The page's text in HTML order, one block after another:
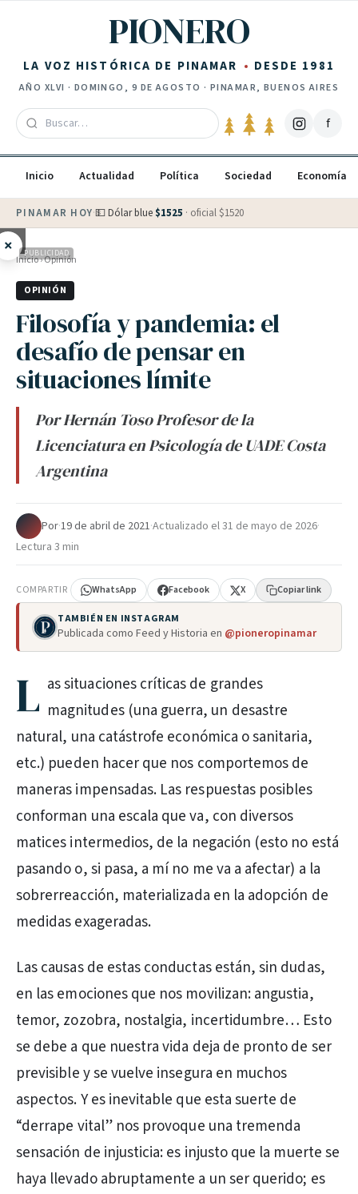
PIONERO
LA VOZ HISTÓRICA DE PINAMAR DESDE 1981
AÑO XLVI · DOMINGO, 9 DE AGOSTO · PINAMAR, BUENOS AIRES
f
Inicio Actualidad Política Sociedad Economía
PINAMAR HOY·💵 Dólar blue $1525 · oficial $1520
× PUBLICIDAD
Inicio›Opinión
OPINIÓN
Filosofía y pandemia: el
desafío de pensar en
situaciones límite
Por Hernán Toso Profesor de la
Licenciatura en Psicología de UADE Costa
Argentina
Por·19 de abril de 2021·Actualizado el31 de mayo de 2026·
Lectura 3 min
COMPARTIR WhatsApp Facebook X Copiar link
TAMBIÉN EN INSTAGRAM
Publicada como Feed y Historia en @pioneropinamar
L as situaciones críticas de grandes
magnitudes (una guerra, un desastre
natural, una catástrofe económica o sanitaria,
etc.) pueden hacer que nos comportemos de
maneras impensadas. Las respuestas posibles
conforman una escala que va, con diversos
matices intermedios, de la negación (esto no está
pasando o, si pasa, a mí no me va a afectar) a la
sobrerreacción, materializada en la adopción de
medidas exageradas.
Las causas de estas conductas están, sin dudas,
en las emociones que nos movilizan: angustia,
temor, zozobra, nostalgia, incertidumbre… Esto
se debe a que nuestra vida deja de pronto de ser
previsible y se vuelve insegura en muchos
aspectos. Y es inevitable que esta suerte de
“derrape vital” nos provoque una tremenda
sensación de injusticia: es injusto que la muerte se
haya llevado abruptamente a un ser querido; es